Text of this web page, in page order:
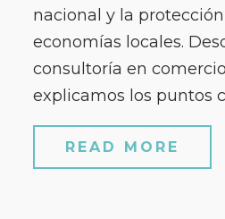
nacional y la
economías locales.
consultoría en
explicamos los puntos
READ MORE